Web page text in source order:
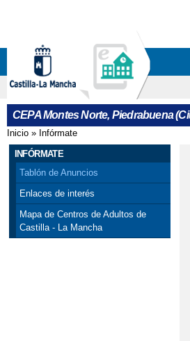
CEPA Montes Norte, Piedrabuena
Se encuentra usted
Inicio » Infórmate
INFÓRMATE
Tablón de Anuncios
Enlaces de interés
Mapa de Centros de Adultos de
Castilla - La Mancha